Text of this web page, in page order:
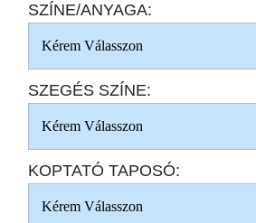
SZÍNE/ANYAGA:
SZEGÉS SZÍNE:
KOPTATÓ TAPOSÓ: